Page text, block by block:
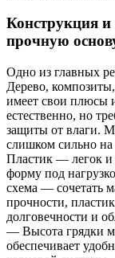
Конструкция
прочную
Одно из главных
Дерево,
имеет свои плюсы
естественно, но
защиты от влаги.
слишком сильно на
Пластик — легок и
форму под
схема — сочетать
прочности,
долговечности и
— Высота грядки
обеспечивает